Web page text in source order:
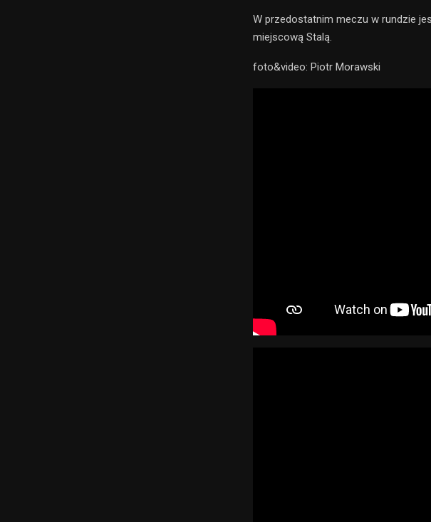
W przedostatnim meczu w rundzie
miejscową Stalą.
foto&video: Piotr Morawski